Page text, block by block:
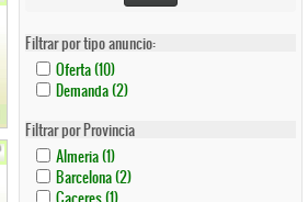
Filtrar por tipo anuncio:
Apply
Oferta
Filter
Oferta (10)
Oferta
Filter
Apply
Demanda
Filter
Demanda (2)
Filtrar por Provincia
Apply
Almeria
Filter
Almeria (1)
Almeria
Filter
Apply
Barcelona
Barcelona (2)
ApplyCaceres (1)